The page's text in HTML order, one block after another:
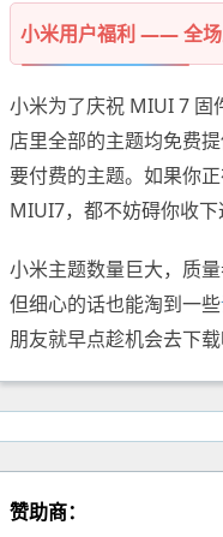
小米用户福利 —— 全场
小米为了庆祝 MIUI 7 固
店里全部的主题均免费
要付费的主题。如果你
MIUI7，都不妨碍你收下
小米主题数量巨大，质
但细心的话也能淘到一些
朋友就早点趁机会去下载
赞助商：